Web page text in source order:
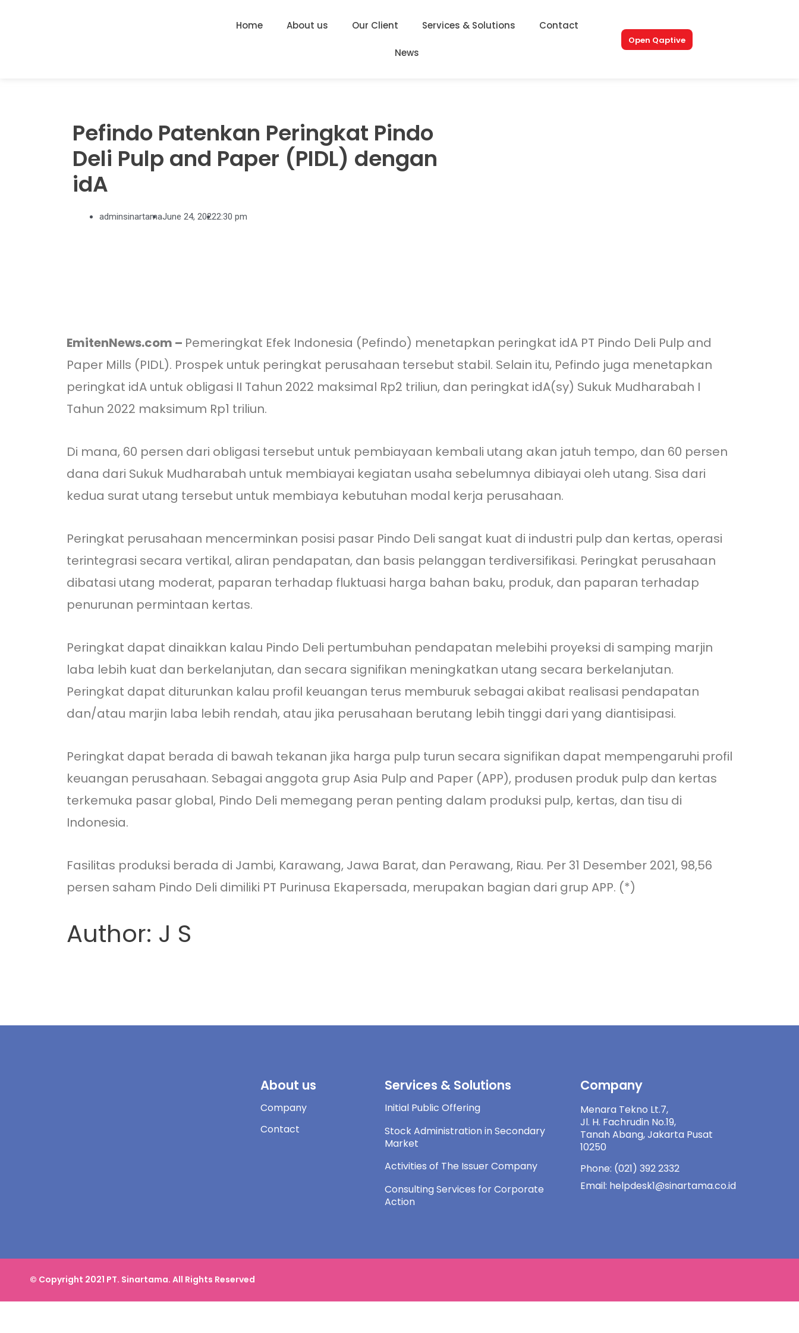
Home About us Our Client Services & Solutions Contact
News
Open Qaptive
Pefindo Patenkan Peringkat Pindo
Deli Pulp and Paper (PIDL) dengan
idA
adminsinartamaJune 24, 20222:30 pm
EmitenNews.com – Pemeringkat Efek Indonesia (Pefindo) menetapkan peringkat idA PT Pindo Deli Pulp and
Paper Mills (PIDL). Prospek untuk peringkat perusahaan tersebut stabil. Selain itu, Pefindo juga menetapkan
peringkat idA untuk obligasi II Tahun 2022 maksimal Rp2 triliun, dan peringkat idA(sy) Sukuk Mudharabah I
Tahun 2022 maksimum Rp1 triliun.
Di mana, 60 persen dari obligasi tersebut untuk pembiayaan kembali utang akan jatuh tempo, dan 60 persen
dana dari Sukuk Mudharabah untuk membiayai kegiatan usaha sebelumnya dibiayai oleh utang. Sisa dari
kedua surat utang tersebut untuk membiaya kebutuhan modal kerja perusahaan.
Peringkat perusahaan mencerminkan posisi pasar Pindo Deli sangat kuat di industri pulp dan kertas, operasi
terintegrasi secara vertikal, aliran pendapatan, dan basis pelanggan terdiversifikasi. Peringkat perusahaan
dibatasi utang moderat, paparan terhadap fluktuasi harga bahan baku, produk, dan paparan terhadap
penurunan permintaan kertas.
Peringkat dapat dinaikkan kalau Pindo Deli pertumbuhan pendapatan melebihi proyeksi di samping marjin
laba lebih kuat dan berkelanjutan, dan secara signifikan meningkatkan utang secara berkelanjutan.
Peringkat dapat diturunkan kalau profil keuangan terus memburuk sebagai akibat realisasi pendapatan
dan/atau marjin laba lebih rendah, atau jika perusahaan berutang lebih tinggi dari yang diantisipasi.
Peringkat dapat berada di bawah tekanan jika harga pulp turun secara signifikan dapat mempengaruhi profil
keuangan perusahaan. Sebagai anggota grup Asia Pulp and Paper (APP), produsen produk pulp dan kertas
terkemuka pasar global, Pindo Deli memegang peran penting dalam produksi pulp, kertas, dan tisu di
Indonesia.
Fasilitas produksi berada di Jambi, Karawang, Jawa Barat, dan Perawang, Riau. Per 31 Desember 2021, 98,56
persen saham Pindo Deli dimiliki PT Purinusa Ekapersada, merupakan bagian dari grup APP. (*)
Author: J S
About us
Company
Contact
Services & Solutions
Initial Public Offering
Stock Administration in Secondary
Market
Activities of The Issuer Company
Consulting Services for Corporate
Action
Company
Menara Tekno Lt.7,
Jl. H. Fachrudin No.19,
Tanah Abang, Jakarta Pusat
10250
Phone: (021) 392 2332
Email: helpdesk1@sinartama.co.id
© Copyright 2021 PT. Sinartama. All Rights Reserved